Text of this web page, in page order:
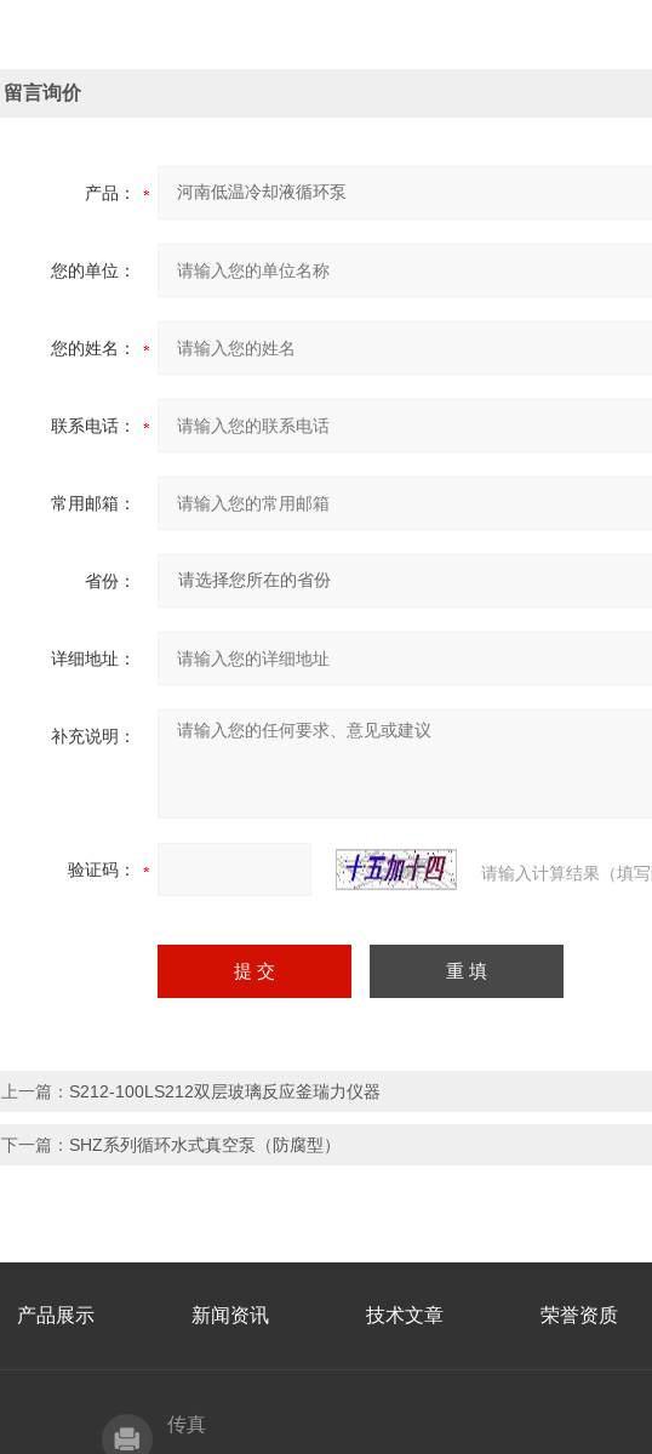
留言询价
产品：
您的单位：
您的姓名：
联系电话：
常用邮箱：
省份：
详细地址：
补充说明：
验证码： 请输入计算结果（填
上一篇： S212-100LS212双层玻璃反应釜瑞力仪器
下一篇： SHZ系列循环水式真空泵（防腐型）
产品展示 新闻资讯 技术文章 荣誉资质
传真